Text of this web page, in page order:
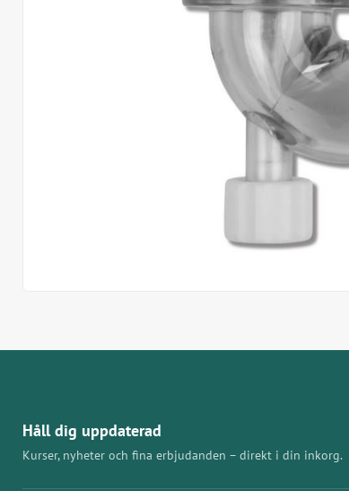
Håll dig uppdaterad
Kurser, nyheter och fina erbjudanden – direkt i din inkorg.